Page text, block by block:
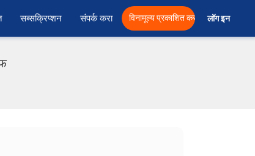
सब्सक्रिप्शन संपर्क करा विनामूल्य प्रकाशित करा लॉग इन